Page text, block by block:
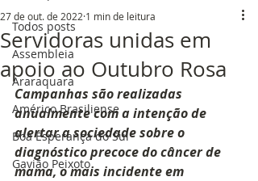
Todos posts
Assembleia
Araraquara
Américo Brasiliense
Boa Esperança do Sul
Gavião Peixoto
Servidoras unidas em
apoio ao Outubro Rosa
27 de out. de 2022 1 min de leitura
Campanhas são realizadas
anualmente com a intenção de
alertar a sociedade sobre o
diagnóstico precoce do câncer de
mama, o mais incidente em